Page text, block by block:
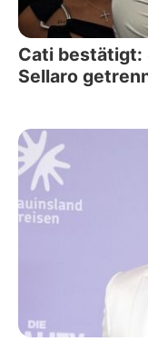
Cati bestätigt:
Sellaro